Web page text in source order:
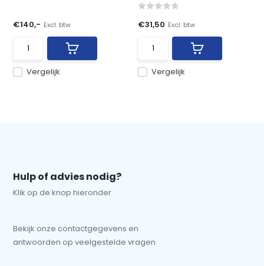
Vergelijk
€140,- Excl. btw
Vergelijk
€31,50 Excl. btw
Hulp of advies nodig?
Klik op de knop hieronder
Bekijk onze contactgegevens en
antwoorden op veelgestelde vragen